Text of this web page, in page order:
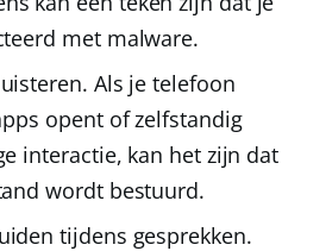
met malware.
Als je telefoon
opent of zelfstandig
interactie, kan het zijn dat
wordt bestuurd.
tijdens gesprekken.